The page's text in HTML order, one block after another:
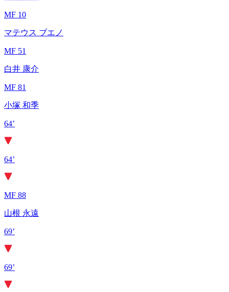
MF 10
マテウス ブエノ
MF 51
白井 康介
MF 81
小塚 和季
64’
64’
MF 88
山根 永遠
69’
69’